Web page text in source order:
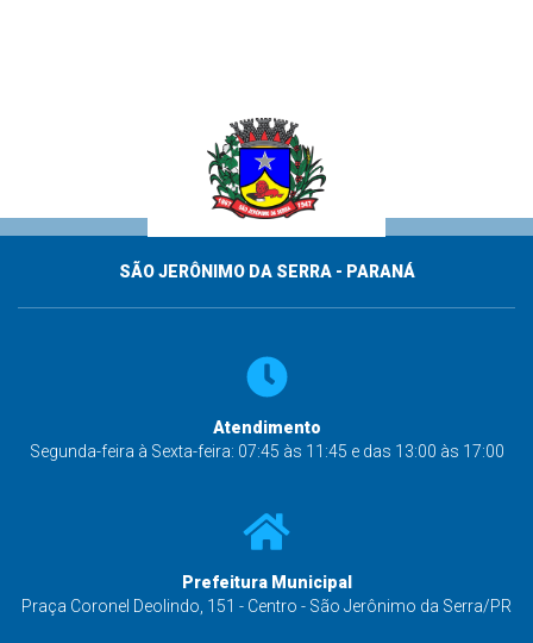
SÃO JERÔNIMO DA SERRA - PARANÁ
Atendimento
Segunda-feira à Sexta-feira: 07:45 às 11:45 e das 13:00 às 17:00
Prefeitura Municipal
Praça Coronel Deolindo, 151 - Centro - São Jerônimo da Serra/PR